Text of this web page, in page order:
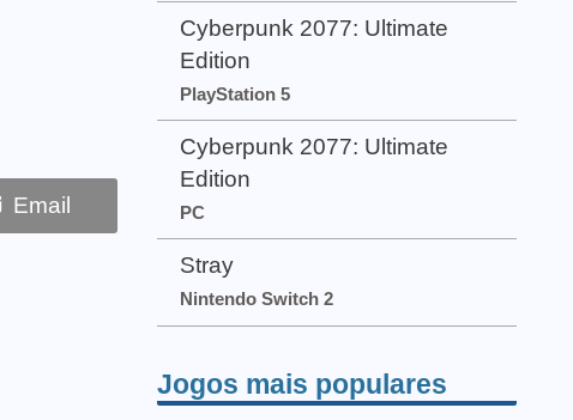
Email
Cyberpunk 2077: Ultimate
Edition
PlayStation 5
Cyberpunk 2077: Ultimate
Edition
PC
Stray
Nintendo Switch 2
Jogos mais populares